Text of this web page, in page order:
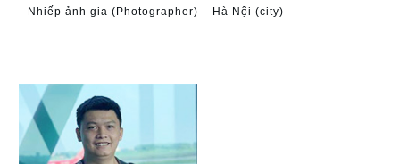
- Nhiếp ảnh gia (Photographer) – Hà Nội (city)